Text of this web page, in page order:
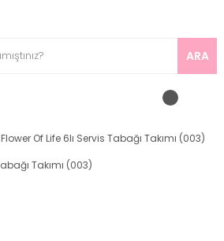
ARA
Flower Of Life 6lı Servis Tabağı Takımı (003)